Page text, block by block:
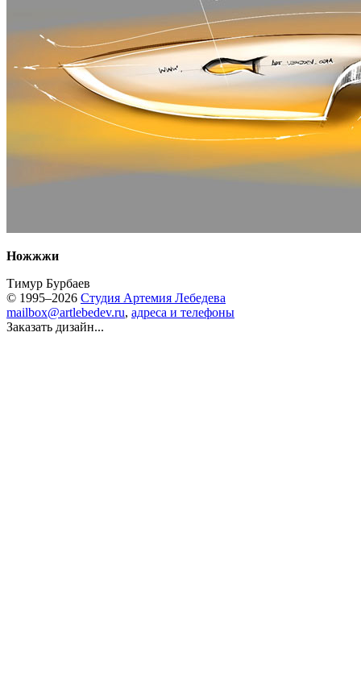
Ножжжи
Тимур Бурбаев
© 1995–2026 Студия Артемия Лебедева
mailbox@artlebedev.ru, адреса и телефоны
Заказать дизайн...